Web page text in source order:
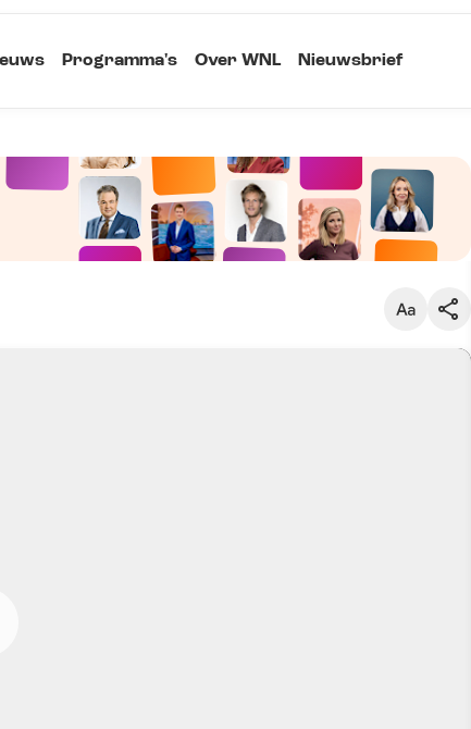
Programma's Over WNL Nieuwsbrief